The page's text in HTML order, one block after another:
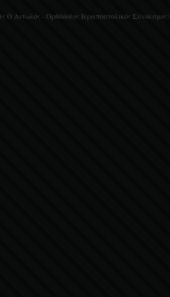
Ο Αιτωλός - Ορθόδοξος Ιεραποστολικός